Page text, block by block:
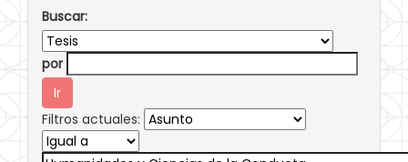
Buscar:
por
Filtros actuales: